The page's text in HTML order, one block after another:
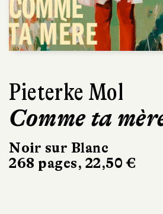
Ásta
Sigurdardóttir
Dehors, c’est
printemps